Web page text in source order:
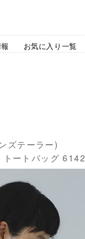
お気に入り一覧
ズテーラー)
トートバッグ 6142